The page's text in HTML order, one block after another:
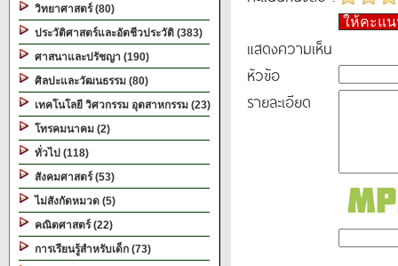
วิทยาศาสตร์ (80)
ประวัติศาสตร์และอัตชีวประวัติ (383)
ศาสนาและปรัชญา (190)
ศิลปะและวัฒนธรรม (80)
เทคโนโลยี วิศวกรรม อุตสาหกรรม (23)
โทรคมนาคม (2)
ทั่วไป (118)
สังคมศาสตร์ (53)
ไม่สังกัดหมวด (5)
คณิตศาสตร์ (22)
การเรียนรู้สำหรับเด็ก (73)
ให้คะแ
แสดงความเห็น
หัวข้อ
รายละเอียด